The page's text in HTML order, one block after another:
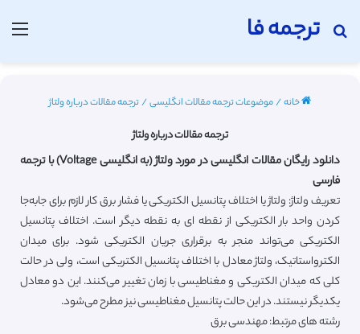
ترجمه فا
جستجو برای
خانه/موضوعات ترجمه مقالات انگلیسی/ترجمه مقالات درباره ولتاژ
ترجمه مقالات درباره ولتاژ
دانلود رایگان مقالات انگلیسی در مورد ولتاژ (به انگلیسی Voltage) با ترجمه
فارسی
تعریف ولتاژ: ولتاژ یا اختلاف پتانسیل الکتریکی یا فشار برق کار لازم برای جابه‌جا
کردن واحد بار الکتریکی از نقطه ای به نقطه دیگر است. اختلاف پتانسیل
الکتریکی می‌تواند منجر به برقراری جریان الکتریکی شود. برای میدان
الکترواستاتیک، ولتاژ معادل با اختلاف پتانسیل الکتریکی است، ولی در حالت
کلی که میدان الکتریکی و مغناطیسی با زمان تغییر می‌کنند. این دو معادل
یکدیگر نیستند. در این حالت پتانسیل مغناطیسی نیز مطرح می‌شود.
رشته های مرتبط: مهندسی برق